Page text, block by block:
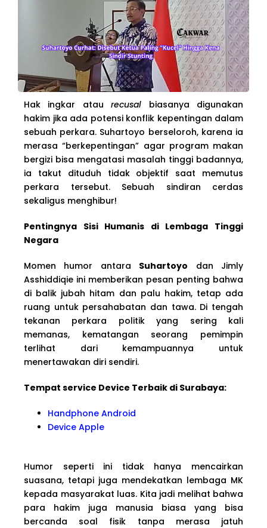
Hak ingkar ataurecusal biasanya digunakan
hakim jika ada potensi konflik kepentingan dalam
sebuah perkara. Suhartoyo berseloroh, karena ia
merasa “berkepentingan” agar program makan
bergizi bisa mengatasi masalah tinggi badannya,
ia takut dituduh tidak objektif saat memutus
perkara tersebut. Sebuah sindiran cerdas
sekaligus menghibur!
Pentingnya Sisi Humanis di Lembaga Tinggi
Negara
Momen humor antara Suhartoyo dan Jimly
Asshiddiqie ini memberikan pesan penting bahwa
di balik jubah hitam dan palu hakim, tetap ada
ruang untuk persahabatan dan tawa. Di tengah
tekanan perkara politik yang sering kali
memanas, kematangan seorang pemimpin
terlihat dari kemampuannya untuk
menertawakan diri sendiri.
Tempat service Device Terbaik di Surabaya:
Handphone Android
Device Apple
Humor seperti ini tidak hanya mencairkan
suasana, tetapi juga mendekatkan lembaga MK
kepada masyarakat luas. Kita jadi melihat bahwa
para hakim juga manusia biasa yang bisa
bercanda soal fisik tanpa merasa jatuh